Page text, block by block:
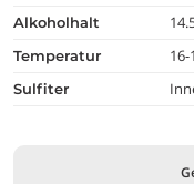
alkoholhalt
temperatur 16-
Sulfiter